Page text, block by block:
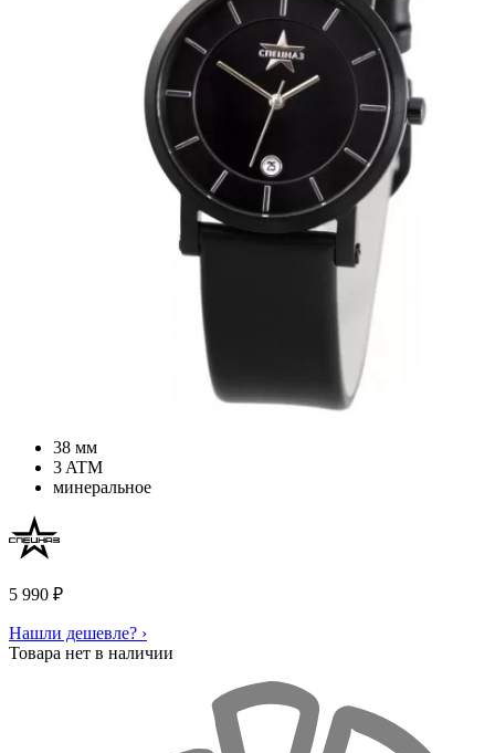
38 мм
3 ATM
минеральное
5 990 ₽
Нашли дешевле? ›
Товара нет в наличии